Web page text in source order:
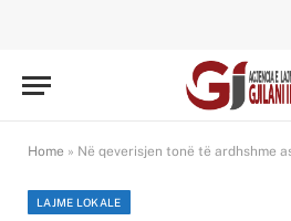
Home » Në qeverisjen tonë të ardhshme
LAJME LOKALE